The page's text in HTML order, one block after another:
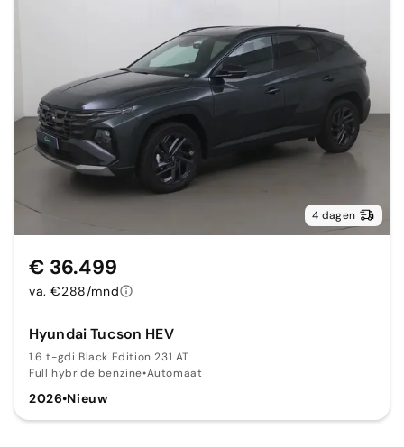
4 dagen
Hyundai Tucson HEV
1.6 t-gdi Black Edition 231 AT
Full hybride benzine•Automaat
2026•Nieuw
€ 36.499
va. €288/mnd